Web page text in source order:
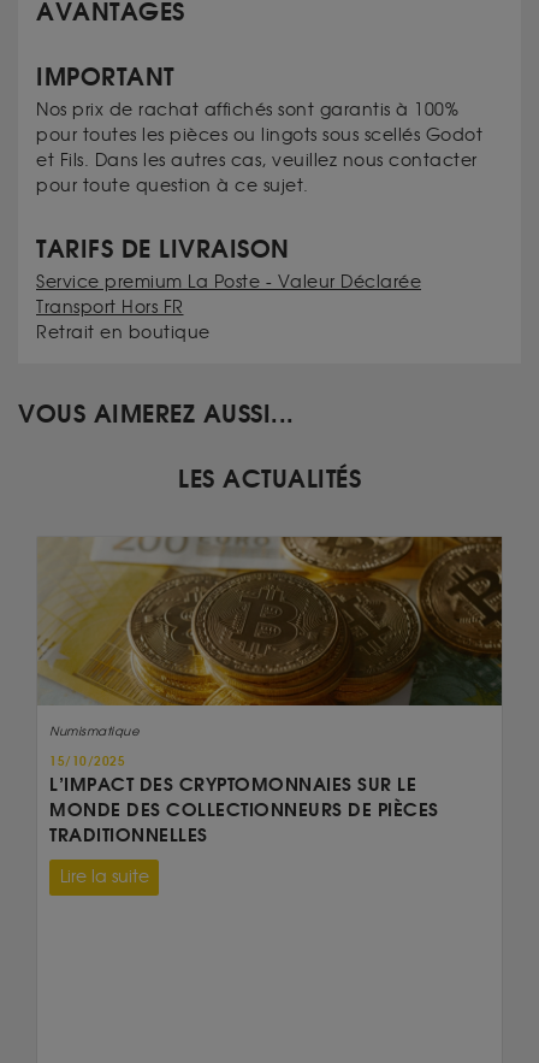
AVANTAGES
IMPORTANT
Nos prix de rachat affichés sont garantis à 100%
pour toutes les pièces ou lingots sous scellés Godot
et Fils. Dans les autres cas, veuillez nous contacter
pour toute question à ce sujet.
TARIFS DE LIVRAISON
Service premium La Poste - Valeur Déclarée
Transport Hors FR
Retrait en boutique
VOUS AIMEREZ AUSSI...
LES ACTUALITÉS
Numismatique
15/10/2025
L’IMPACT DES CRYPTOMONNAIES SUR LE
MONDE DES COLLECTIONNEURS DE PIÈCES
TRADITIONNELLES
Lire la suite